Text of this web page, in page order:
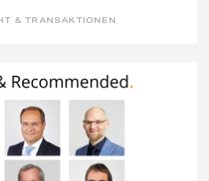
& TRANSAKTIONEN